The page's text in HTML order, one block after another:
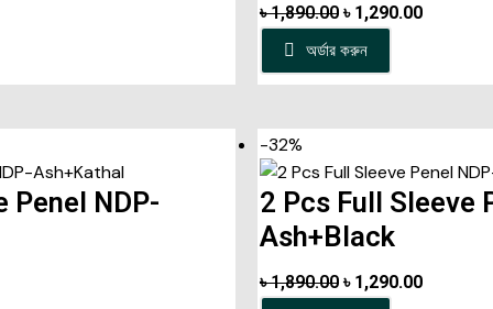
৳1,890.00 ৳ 1,290.00
অর্ডার করুন
Penel NDP-
-32%
2 Pcs Full Sleeve
Ash+Black
৳1,890.00 ৳ 1,290.00